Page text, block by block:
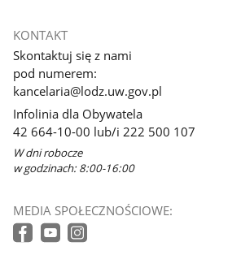
KONTAKT
Skontaktuj się z nami
pod numerem:
kancelaria@lodz.uw.gov.pl
Infolinia dla Obywatela
42 664-10-00 lub/i 222 500 107
W dni robocze
w godzinach: 8:00-16:00
MEDIA SPOŁECZNOŚCIOWE: